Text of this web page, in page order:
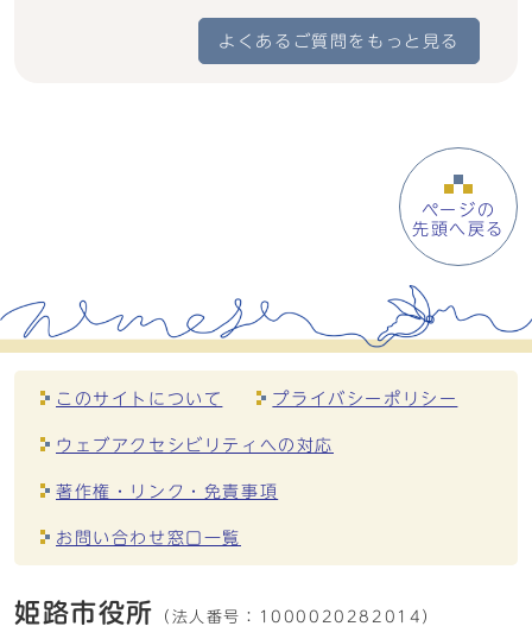
よくあるご質問をもっと見る
ページの
先頭へ戻る
このサイトについて プライバシーポリシー
ウェブアクセシビリティへの対応
著作権・リンク・免責事項
お問い合わせ窓口一覧
姫路市役所 （法人番号： 1000020282014）